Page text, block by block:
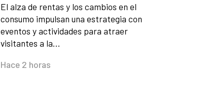
El alza de rentas y los cambios en el
consumo impulsan una estrategia con
eventos y actividades para atraer
visitantes a la…
Hace 2 horas